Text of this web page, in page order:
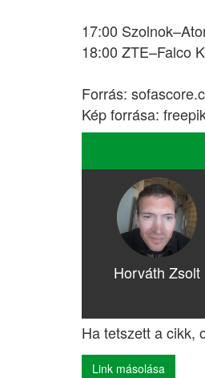
17:00
18:00 ZTE–Falco
Forrás:
Kép forrása:
Horváth Zsolt
Ha tetszett a cikk,
Link másolása